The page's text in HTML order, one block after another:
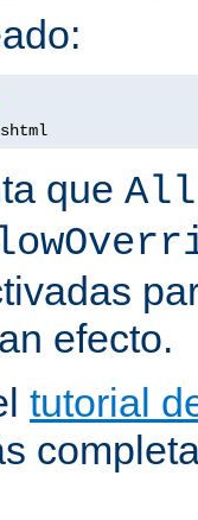
que
efecto.
tutorial